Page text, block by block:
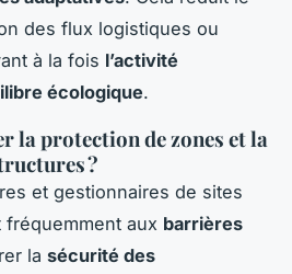
des flux logistiques ou
à la fois l’activité
écologique.
la protection de zones et la
?
et gestionnaires de sites
aux barrières
la sécurité des